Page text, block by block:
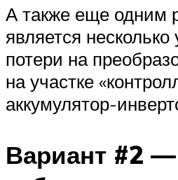
А также еще одним
является
потери на
на участке
аккумулятор-
Вариант #2